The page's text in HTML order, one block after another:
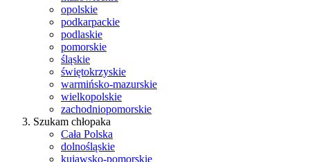
opolskie
podkarpackie
podlaskie
pomorskie
śląskie
świętokrzyskie
warmińsko-mazurskie
wielkopolskie
zachodniopomorskie
Szukam chłopaka
Cała Polska
dolnośląskie
kujawsko-pomorskie